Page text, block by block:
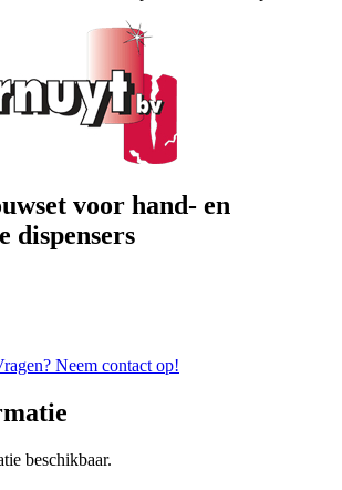
voor hand- en
dispensers
Neem contact op!
beschikbaar.